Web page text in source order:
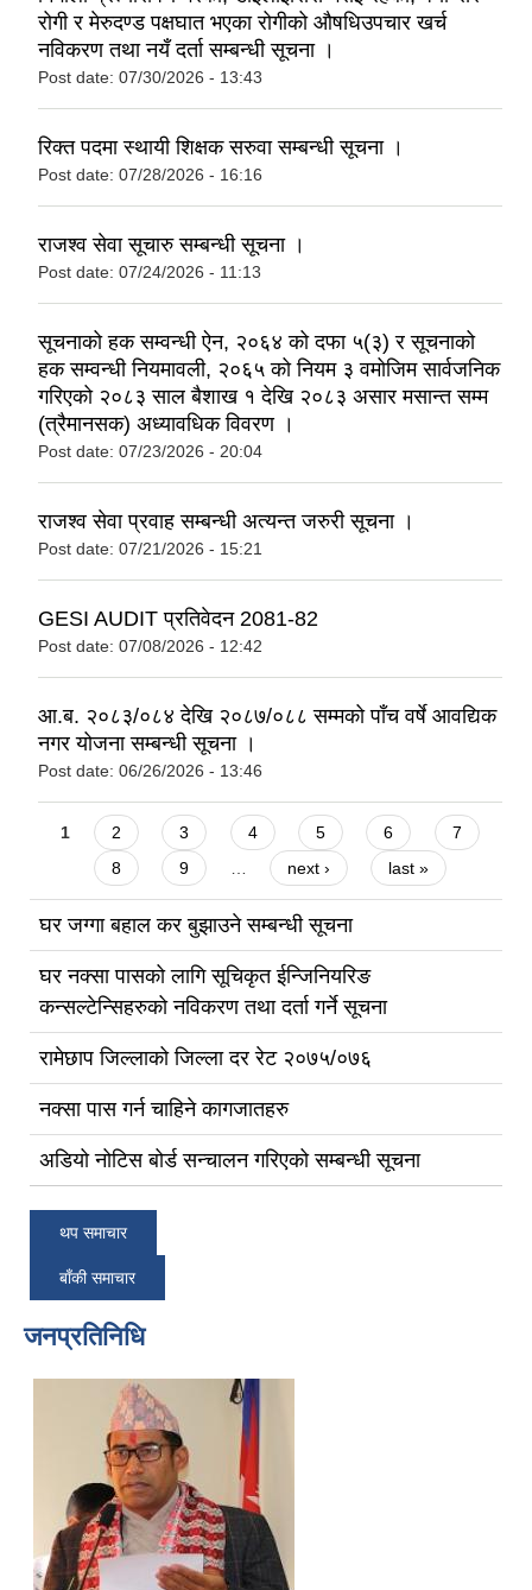
रोगी र मेरुदण्ड पक्षघात भएका रोगीको औषधिउपचार खर्च
नविकरण तथा नयँ दर्ता सम्बन्धी सूचना ।
Post date: 07/30/2026 - 13:43
रिक्त पदमा स्थायी शिक्षक सरुवा सम्बन्धी सूचना ।
Post date: 07/28/2026 - 16:16
राजश्व सेवा सूचारु सम्बन्धी सूचना ।
Post date: 07/24/2026 - 11:13
सूचनाको हक सम्वन्धी ऐन, २०६४ को दफा ५(३) र सूचनाको
हक सम्वन्धी नियमावली, २०६५ को नियम ३ वमोजिम सार्वजनिक
गरिएको २०८३ साल बैशाख १ देखि २०८३ असार मसान्त सम्म
(त्रैमानसक) अध्यावधिक विवरण ।
Post date: 07/23/2026 - 20:04
राजश्व सेवा प्रवाह सम्बन्धी अत्यन्त जरुरी सूचना ।
Post date: 07/21/2026 - 15:21
GESI AUDIT प्रतिवेदन 2081-82
Post date: 07/08/2026 - 12:42
आ.ब. २०८३/०८४ देखि २०८७/०८८ सम्मको पाँच वर्षे आवद्यिक
नगर योजना सम्बन्धी सूचना ।
Post date: 06/26/2026 - 13:46
Pages
1 2 3 4 5 6
7
8
9 … next › last »
घर जग्गा बहाल कर बुझाउने सम्बन्धी सूचना
घर नक्सा पासको लागि सूचिकृत ईन्जिनियरिङ
कन्सल्टेन्सिहरुको नविकरण तथा दर्ता गर्ने सूचना
रामेछाप जिल्लाको जिल्ला दर रेट २०७५/०७६
नक्सा पास गर्न चाहिने कागजातहरु
अडियो नोटिस बोर्ड सन्चालन गरिएको सम्बन्धी सूचना
थप समाचार
बाँकी समाचार
जनप्रतिनिधि